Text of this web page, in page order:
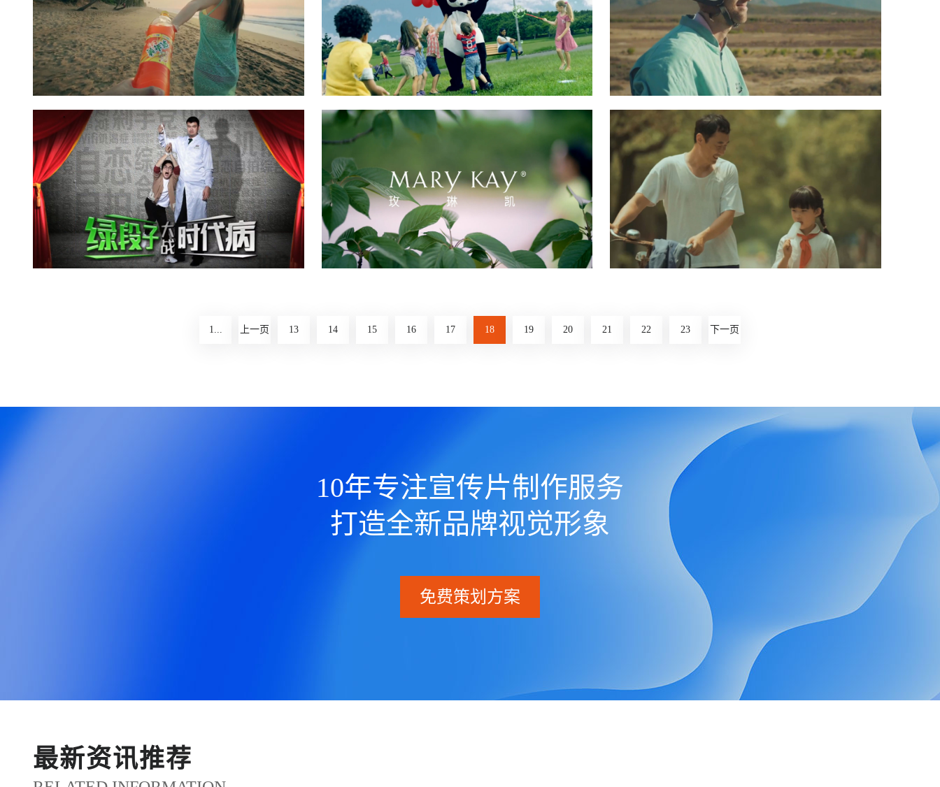
点击查看》
点击查看》
点击查看》
美年达 - 同程旅游
此条广告​是今年美年达携手同程旅游举办的“同
程旅游有票，免费游景点”活动而拍摄的宣传
片。
点击查看》
海南航空 - 品牌篇
海南航空以熊猫旗袍鸟巢等中国地标性建筑和吉
祥物，拉力凸显出中国的特色，同时在场景中显
示出海南航空遍布全球的广辐射面，来突出海南
航空的优势。
点击查看》
Sunny - Life Support
点击查看》
述了一个患有时代病的患者，是如何在时代的洪
流之中迷失自我。汤臣倍健这次打造的广告片，
只有自己活出健康，才能引领健康。
情模式，以父女之间的成长为引线，从小到大，
1... 上一页 13 14 15 16 17 18 19 20 21 22 23 下一页
10年专注宣传片制作服务
打造全新品牌视觉形象
免费策划方案
最新资讯推荐